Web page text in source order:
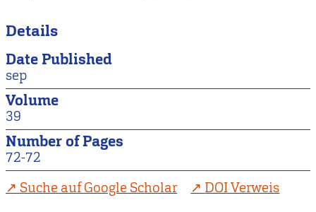
Details
Date Published
sep
Volume
39
Number of Pages
72-72
Suche auf Google Scholar
DOI Verweis